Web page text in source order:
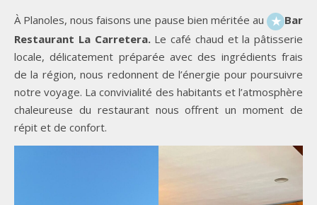
À Planoles, nous faisons une pause bien méritée au ★ Bar
Restaurant La Carretera.Le café chaud et la pâtisserie
locale, délicatement préparée avec des ingrédients frais
de la région, nous redonnent de l’énergie pour poursuivre
notre voyage. La convivialité des habitants et l’atmosphère
chaleureuse du restaurant nous offrent un moment de
répit et de confort.